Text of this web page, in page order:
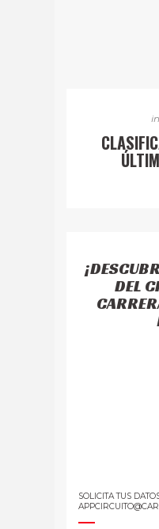
in
DEL
SOLICITA TUS